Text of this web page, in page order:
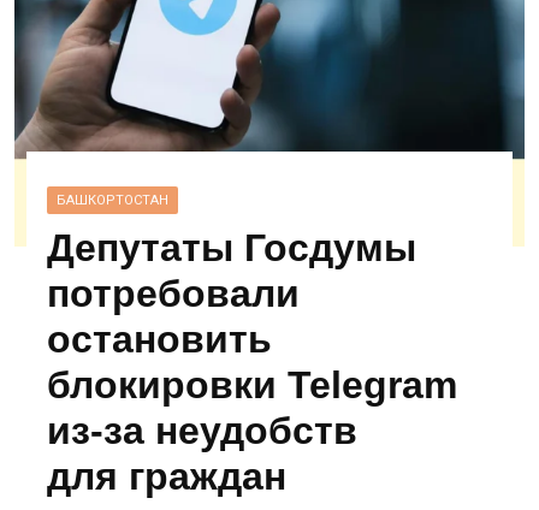
БАШКОРТОСТАН
Депутаты Госдумы
потребовали
остановить
блокировки Telegram
из‑за неудобств
для граждан